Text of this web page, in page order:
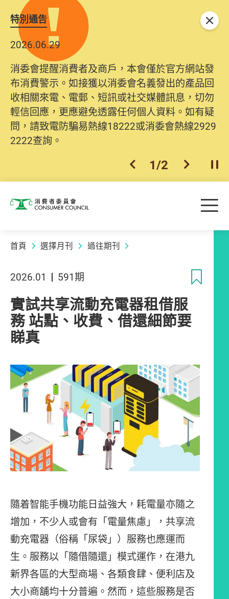
特別通告
2026.06.29
消委會提醒消費者及商戶，本會僅於官方網站發
布消費警示。如接獲以消委會名義發出的產品回
收相關來電、電郵、短訊或社交媒體訊息，切勿
輕信回應，更應避免透露任何個人資料。如有疑
問，請致電防騙易熱線18222或消委會熱線2929
2222查詢。
上一個
1/2 下一個開
關閉
消費者委員會 目
首頁 選擇月刊 過往期刊
2026.01 591期
實試共享流動充電器租借服
務 站點、收費、借還細節要
睇真
隨着智能手機功能日益強大，耗電量亦隨之
增加，不少人或會有「電量焦慮」，共享流
動充電器（俗稱「尿袋」）服務也應運而
生。服務以「隨借隨還」模式運作，在港九
新界各區的大型商場、各類食肆、便利店及
大小商舖均十分普遍。然而，這些服務是否